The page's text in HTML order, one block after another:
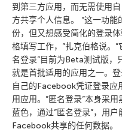
到第三方应用，而无需使用
方共享个人信息。 “这一功
份，但又想感受简化的登录
格填写工作，”扎克伯格说。
名登录”目前为Beta测试版，
就是首批适用的应用之一。
自己的Facebook凭证登录应
用应用。”匿名登录”本身采
蓝色，通过”匿名登录”，用
Facebook共享的任何数据。